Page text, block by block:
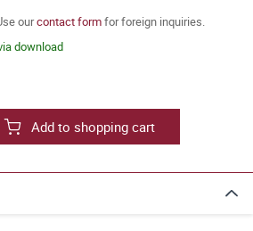
ourcontact formfor foreign inquiries.
download
Add to shopping cart